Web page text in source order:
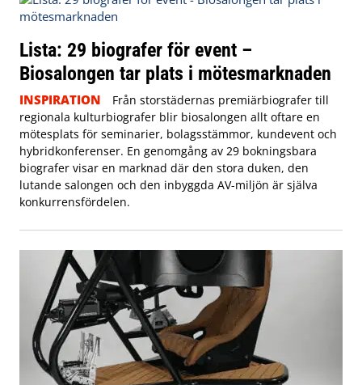
Lista: 29 biografer för event –
Biosalongen tar plats i mötesmarknaden
INSPIRATION
Från storstädernas premiärbiografer till
regionala kulturbiografer blir biosalongen allt oftare en
mötesplats för seminarier, bolagsstämmor, kundevent och
hybridkonferenser. En genomgång av 29 bokningsbara
biografer visar en marknad där den stora duken, den
lutande salongen och den inbyggda AV-miljön är själva
konkurrensfördelen.